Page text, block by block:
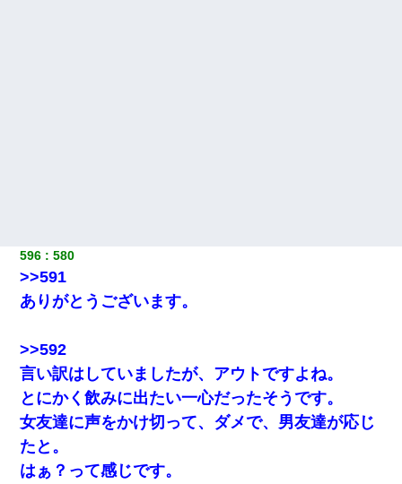
596 580
>>591
ありがとうございます。
>>592
言い訳はしていましたが、アウトですよね。
とにかく飲みに出たい一心だったそうです。
女友達に声をかけ切って、ダメで、男友達が応じ
たと。
はぁ？って感じです。